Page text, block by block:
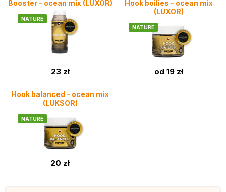
Booster - ocean mix (LUXOR)
NATURE
23 zł
Hook boilies - ocean mix
(LUXOR)
NATURE
od 19 zł
Hook balanced - ocean mix
(LUKSOR)
NATURE
20 zł